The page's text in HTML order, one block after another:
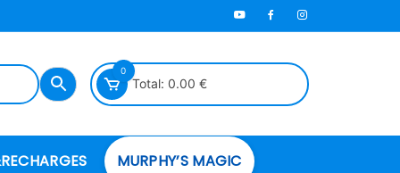
0
Total: 0.00 €
MURPHY’S MAGIC